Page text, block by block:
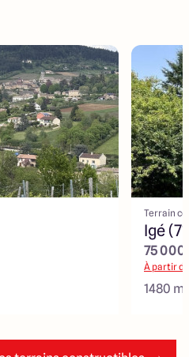
Terrain
Igé
75 000
À partir
1480 m²